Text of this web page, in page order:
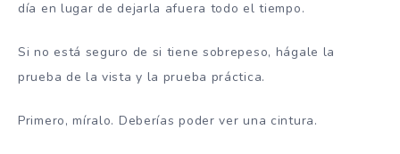
día en lugar de dejarla afuera todo el tiempo.
Si no está seguro de si tiene sobrepeso, hágale la
prueba de la vista y la prueba práctica.
Primero, míralo. Deberías poder ver una cintura.